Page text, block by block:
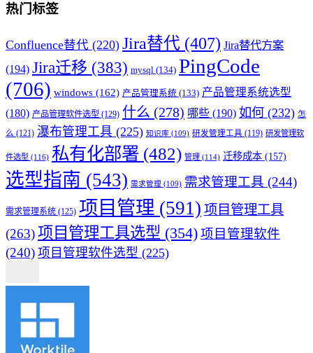
热门标签
Confluence替代 (220) Jira替代 (407) Jira替代方案
(194) Jira迁移 (383) mysql (134) PingCode
(706) windows (162) 产品管理系统 (133) 产品管理系统选型
(180) 产品管理软件选型 (129) 什么 (278) 哪些 (190) 如何 (232) 怎
么 (121) 瀑布管理工具 (225) 知识库 (109) 研发管理工具 (119) 研发管理软
件选型 (116) 私有化部署 (482) 管理 (114) 迁移成本 (157)
选型指南 (543) 需求管理 (109) 需求管理工具 (244)
需求管理系统 (125) 项目管理 (591) 项目管理工具
(263)项目管理工具选型 (354) 项目管理软件
(240) 项目管理软件选型 (225)